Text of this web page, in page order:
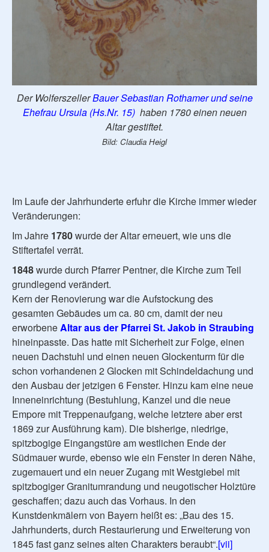
Der WolferszellerBauer Sebastian Rothamer und seine
Ehefrau Ursula (Hs.Nr. 15)haben 1780 einen neuen
Altar gestiftet.
Bild: Claudia Heigl
Im Laufe der Jahrhunderte erfuhr die Kirche immer wieder
Veränderungen:
Im Jahre 1780wurde der Altar erneuert, wie uns die
Stiftertafel verrät.
1848wurde durch Pfarrer Pentner, die Kirche zum Teil
grundlegend verändert.
Kern der Renovierung war die Aufstockung des
gesamten Gebäudes um ca. 80 cm, damit der neu
erworbeneAltar aus der Pfarrei St. Jakob in Straubing
hineinpasste. Das hatte mit Sicherheit zur Folge, einen
neuen Dachstuhl und einen neuen Glockenturm für die
schon vorhandenen 2 Glocken mit Schindeldachung und
den Ausbau der jetzigen 6 Fenster. Hinzu kam eine neue
Inneneinrichtung (Bestuhlung, Kanzel und die neue
Empore mit Treppenaufgang, welche letztere aber erst
1869 zur Ausführung kam). Die bisherige, niedrige,
spitzbogige Eingangstüre am westlichen Ende der
Südmauer wurde, ebenso wie ein Fenster in deren Nähe,
zugemauert und ein neuer Zugang mit Westgiebel mit
spitzbogiger Granitumrandung und neugotischer Holztüre
geschaffen; dazu auch das Vorhaus. In den
Kunstdenkmälern von Bayern heißt es: „Bau des 15.
Jahrhunderts, durch Restaurierung und Erweiterung von
1845 fast ganz seines alten Charakters beraubt“.[vii]